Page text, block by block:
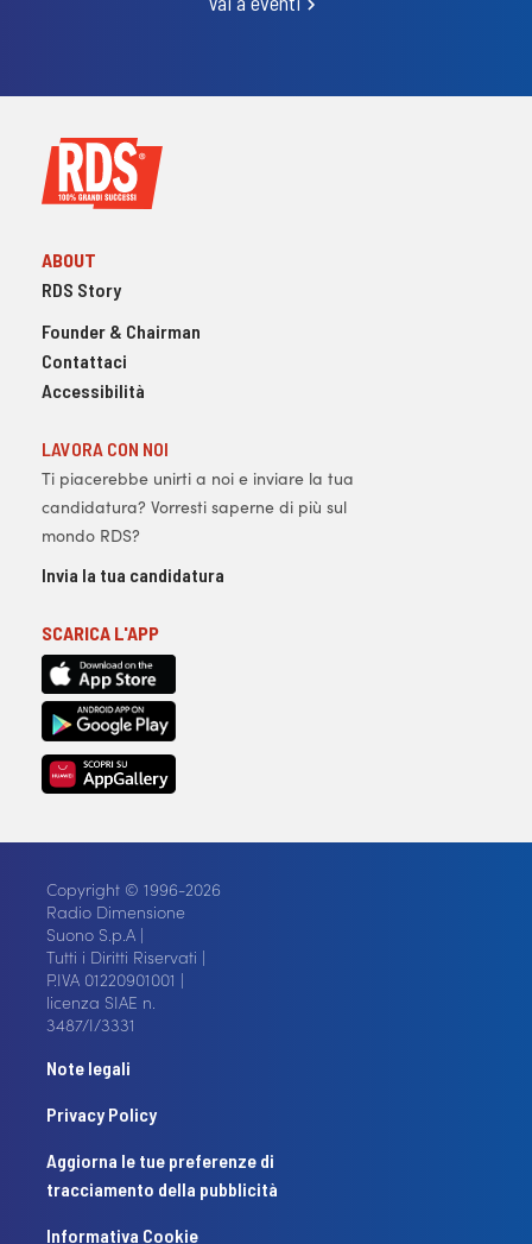
ABOUT
RDS Story
Founder & Chairman
Contattaci
Accessibilità
LAVORA CON NOI
Ti piacerebbe unirti a noi e inviare la tua
candidatura? Vorresti saperne di più sul
mondo RDS?
Invia la tua candidatura
SCARICA L'APP
Copyright © 1996-2026
Radio Dimensione
Suono S.p.A |
Tutti i Diritti Riservati |
P.IVA 01220901001 |
licenza SIAE n.
3487/I/3331
Note legali
Privacy Policy
Aggiorna le tue preferenze di
tracciamento della pubblicità
Informativa Cookie